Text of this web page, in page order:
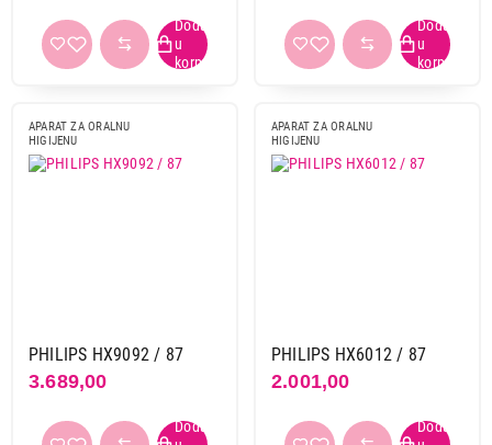
APARAT ZA ORALNU
HIGIJENU
PHILIPS HX9092 / 87
3.689,00
APARAT ZA ORALNU
HIGIJENU
PHILIPS HX6012 / 87
2.001,00